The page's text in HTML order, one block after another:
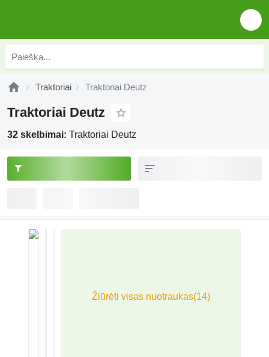
Traktoriai Traktoriai Deutz
Traktoriai Deutz
32 skelbimai: Traktoriai Deutz